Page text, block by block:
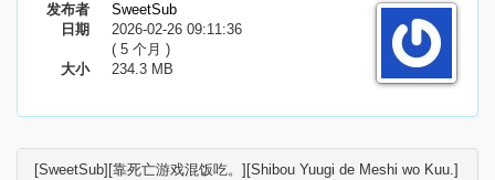
发布者
SweetSub
日期
2026-02-26 09:11:36
( 5 个月 )
大小
234.3 MB
[SweetSub][靠死亡游戏混饭吃。][Shibou Yuugi de Meshi wo Kuu.]